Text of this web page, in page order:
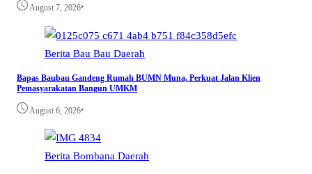
August 7, 2026•
Berita Bau Bau Daerah
Bapas Baubau Gandeng Rumah BUMN Muna, Perkuat Jalan Klien
Pemasyarakatan Bangun UMKM
August 6, 2026•
Berita Bombana Daerah